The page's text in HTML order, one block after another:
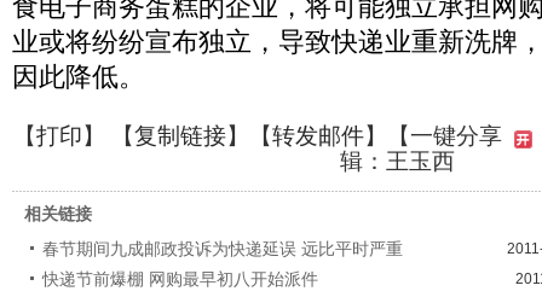
食电子商务蛋糕的企业，将可能独立承担网
业或将纷纷宣布独立，导致快递业重新洗牌
因此降低。
【打印】 【复制链接】【转发邮件】
【一键分享
辑：王玉西
相关链接
春节期间九成邮政投诉为快递延误 远比平时严重
快递节前爆棚 网购最早初八开始派件